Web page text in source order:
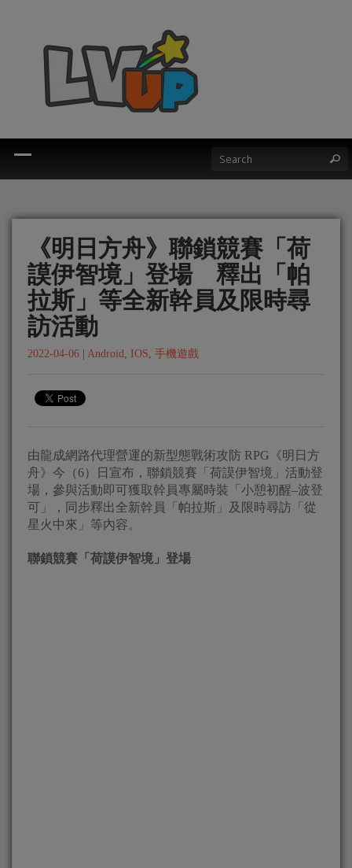
《明日方舟》聯鎖競賽「荷
謨伊智境」登場 釋出「帕
拉斯」等全新幹員及限時尋
訪活動
2022-04-06 Android, IOS, 手機遊戲
由龍成網路代理營運的新型態戰術攻防 RPG《明日方
舟》今（6）日宣布，聯鎖競賽「荷謨伊智境」活動登
場，參與活動即可獲取幹員專屬時裝「小憩初醒–波登
可」，同步釋出全新幹員「帕拉斯」及限時尋訪「從
星火中來」等內容。
聯鎖競賽「荷謨伊智境」登場